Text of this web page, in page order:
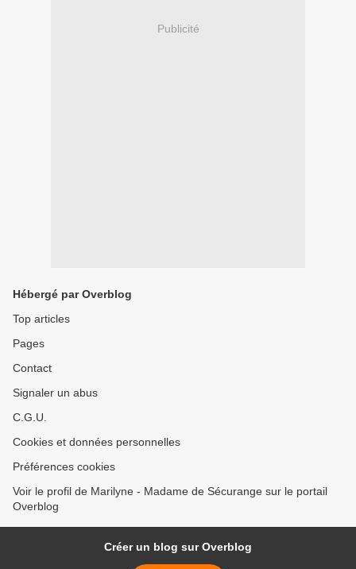
Publicité
Hébergé par Overblog
Top articles
Pages
Contact
Signaler un abus
C.G.U.
Cookies et données personnelles
Préférences cookies
Voir le profil de Marilyne - Madame de Sécurange sur le portail
Overblog
Créer un blog sur Overblog